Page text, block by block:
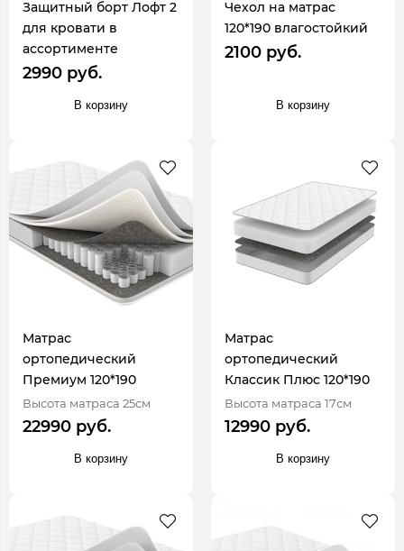
Защитный борт Лофт 2
для кровати в
ассортименте
2990 руб.
В корзину
Чехол на матрас
120*190 влагостойкий
2100 руб.
В корзину
Матрас
ортопедический
Премиум 120*190
Высота матраса 25см
22990 руб.
В корзину
Матрас
ортопедический
Классик Плюс 120*190
Высота матраса 17см
12990 руб.
В корзину